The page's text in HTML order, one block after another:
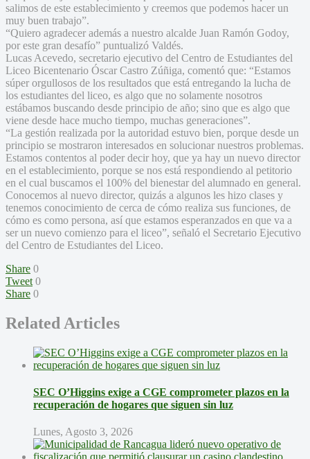
salimos de este establecimiento y creemos que podemos hacer un
muy buen trabajo”.
“Quiero agradecer además a nuestro alcalde Juan Ramón Godoy,
por este gran desafío” puntualizó Valdés.
Lucas Acevedo, secretario ejecutivo del Centro de Estudiantes del
Liceo Bicentenario Óscar Castro Zúñiga, comentó que: “Estamos
súper orgullosos de los resultados que está entregando la lucha de
los estudiantes del liceo, es algo que no solamente nosotros
estábamos buscando desde principio de año; sino que es algo que
viene desde hace mucho tiempo, muchas generaciones”.
“La gestión realizada por la autoridad estuvo bien, porque desde un
principio se mostraron interesados en solucionar nuestros problemas.
Estamos contentos al poder decir hoy, que ya hay un nuevo director
en el establecimiento, porque se nos está respondiendo al petitorio
en el cual buscamos el 100% del bienestar del alumnado en general.
Conocemos al nuevo director, quizás a algunos les hizo clases y
tenemos conocimiento de cerca de cómo realiza sus funciones, de
cómo es como persona, así que estamos esperanzados en que va a
ser un nuevo comienzo para el liceo”, señaló el Secretario Ejecutivo
del Centro de Estudiantes del Liceo.
Share 0
Tweet 0
Share 0
Related Articles
SEC O’Higgins exige a CGE comprometer plazos en la
recuperación de hogares que siguen sin luz
Lunes, Agosto 3, 2026